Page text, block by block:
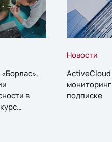
в
Новости
ActiveCloud
подписке